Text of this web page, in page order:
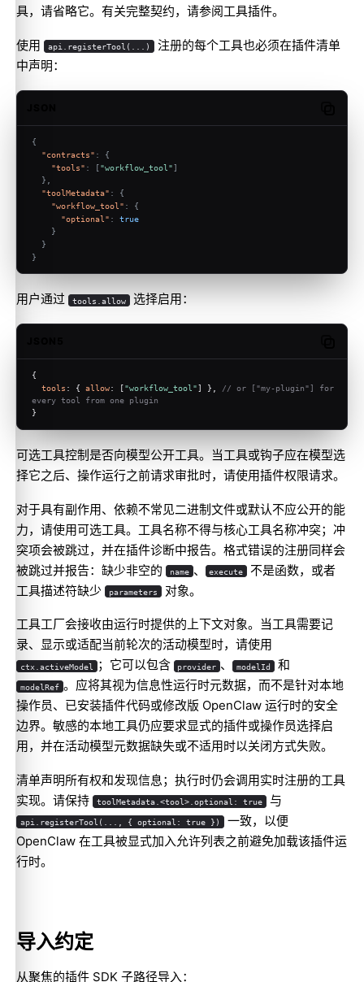
具，请省略它。有关完整契约，请参阅工具插件。
使用 api.registerTool(...) 注册的每个工具也必须在插件清单
中声明：
{
"contracts" :
{
"tools" : ["workflow_tool"]
}
"toolMetadata" :
{
"workflow_tool" :
{
"optional" :
true
}
}
}
用户通过 tools.allow 选择启用：
{
tools : { allow: ["workflow_tool"] }, // or ["my-plugin"] for
every tool from one plugin
}
可选工具控制是否向模型公开工具。当工具或钩子应在模型选
择它之后、操作运行之前请求审批时，请使用插件权限请求。
对于具有副作用、依赖不常见二进制文件或默认不应公开的能
力，请使用可选工具。工具名称不得与核心工具名称冲突；冲
突项会被跳过，并在插件诊断中报告。格式错误的注册同样会
被跳过并报告：缺少非空的
name 、 execute
不是函数，或者
工具描述符缺少
parameters 对象。
工具工厂会接收由运行时提供的上下文对象。当工具需要记
录、显示或适配当前轮次的活动模型时，请使用
ctx.activeModel ；它可以包含 provider 、 modelId 和
modelRef 。应将其视为信息性运行时元数据，而不是针对本地
操作员、已安装插件代码或修改版 OpenClaw 运行时的安全
边界。敏感的本地工具仍应要求显式的插件或操作员选择启
用，并在活动模型元数据缺失或不适用时以关闭方式失败。
清单声明所有权和发现信息；执行时仍会调用实时注册的工具
实现。请保持
toolMetadata.<tool>.optional: true 与
api.registerTool(..., { optional: true }) 一致，以便
OpenClaw 在工具被显式加入允许列表之前避免加载该插件运
行时。
导入约定
从聚焦的插件 SDK 子路径导入：